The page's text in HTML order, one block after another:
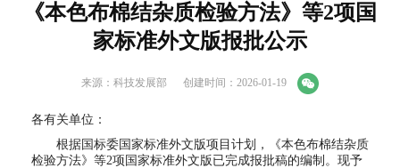
《本色布棉结杂质检验方法》等2项国
家标准外文版报批公示
来源：科技发展部 创建时间：2026-01-19
各有关单位：
根据国标委国家标准外文版项目计划，《本色布棉结杂质
检验方法》等2项国家标准外文版已完成报批稿的编制。现予